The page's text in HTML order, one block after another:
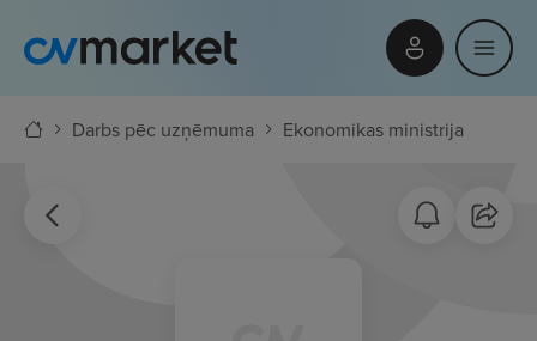
Darbs pēc uzņēmuma Ekonomikas ministrija